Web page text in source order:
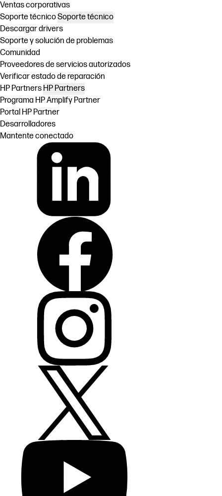
Ventas corporativas
Soporte técnicoSoporte técnico
Descargar drivers
Soporte y solución de problemas
Comunidad
Proveedores de servicios autorizados
Verificar estado de reparación
HP Partners HP Partners
Programa HP Amplify Partner
Portal HP Partner
Desarrolladores
Mantente conectado